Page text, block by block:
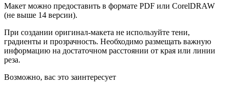
Макет можно предоставить в формате PDF или CorelDRAW
(не выше 14 версии).
При создании оригинал-макета не используйте тени,
градиенты и прозрачность. Необходимо размещать важную
информацию на достаточном расстоянии от края или линии
реза.
Возможно, вас это заинтересует